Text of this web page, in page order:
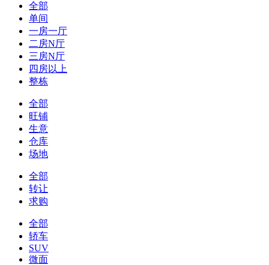
全部
单间
一房一厅
二房N厅
三房N厅
四房以上
整栋
全部
旺铺
生意
仓库
场地
全部
转让
求购
全部
轿车
SUV
微面